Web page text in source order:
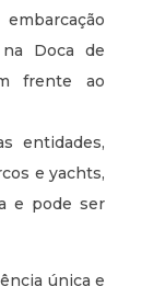
Doca de
frente ao
entidades,
e yachts,
e pode ser
única e